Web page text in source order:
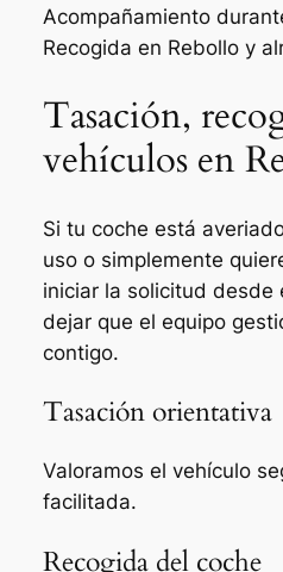
Acompañamiento
Recogida en Rebollo y
Tasación,
vehículos en
Si tu coche está
uso o simplemente
iniciar la solicitud desde
dejar que el equipo
contigo.
Tasación orientativa
Valoramos el vehículo
facilitada.
Recogida del coche